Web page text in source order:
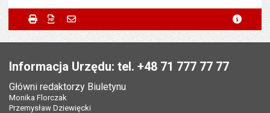
Metryczka
Odpowiedzialny za treść:
Liczba wyświetleń:
Powiadom znajomego
Powiadom znajomego
Twoje imię i nazwisko
Twój adres e-mail Pole wymagane
Tytuł e-mailaPole wymagane
*
Drukuj Zapisz do PDF
Informacja Urzędu: tel. +48 71 777 77 77
Główni redaktorzy Biuletynu
Monika Florczak
Przemysław Dziewięcki